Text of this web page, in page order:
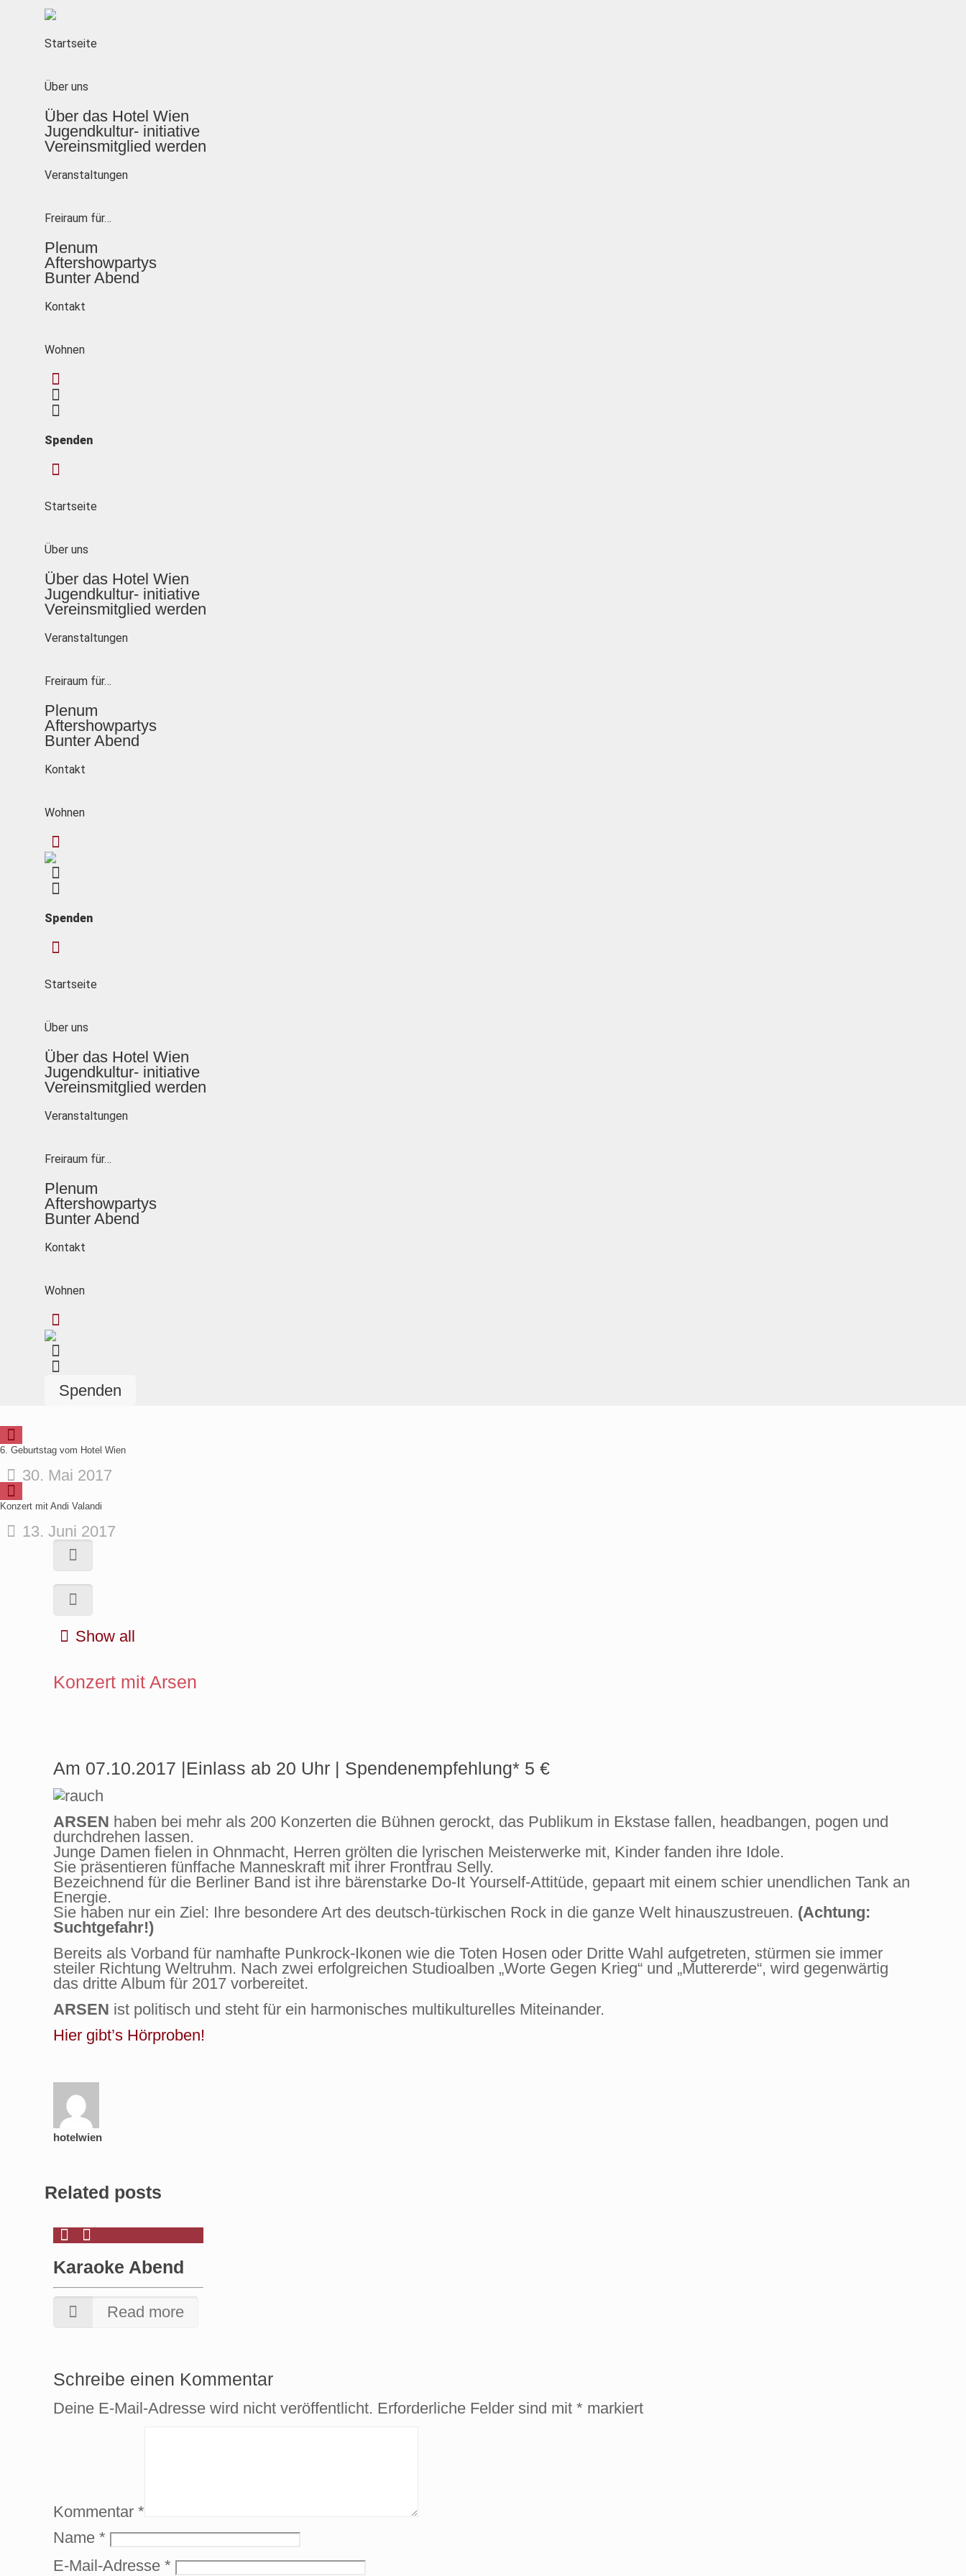
Startseite
Über uns
Über das Hotel Wien
Jugendkultur- initiative
Vereinsmitglied werden
Veranstaltungen
Freiraum für…
Plenum
Aftershowpartys
Bunter Abend
Kontakt
Wohnen
Spenden
Startseite
Über uns
Über das Hotel Wien
Jugendkultur- initiative
Vereinsmitglied werden
Veranstaltungen
Freiraum für…
Plenum
Aftershowpartys
Bunter Abend
Kontakt
Wohnen
Spenden
Startseite
Über uns
Über das Hotel Wien
Jugendkultur- initiative
Vereinsmitglied werden
Veranstaltungen
Freiraum für…
Plenum
Aftershowpartys
Bunter Abend
Kontakt
Wohnen
Spenden
6. Geburtstag vom Hotel Wien
30. Mai 2017
Konzert mit Andi Valandi
13. Juni 2017
Show all
Konzert mit Arsen
Am 07.10.2017 |Einlass ab 20 Uhr | Spendenempfehlung* 5 €
ARSEN haben bei mehr als 200 Konzerten die Bühnen gerockt, das Publikum in Ekstase fallen, headbangen, pogen und
durchdrehen lassen.
Junge Damen fielen in Ohnmacht, Herren grölten die lyrischen Meisterwerke mit, Kinder fanden ihre Idole.
Sie präsentieren fünffache Manneskraft mit ihrer Frontfrau Selly.
Bezeichnend für die Berliner Band ist ihre bärenstarke Do-It Yourself-Attitüde, gepaart mit einem schier unendlichen Tank an
Energie.
Sie haben nur ein Ziel: Ihre besondere Art des deutsch-türkischen Rock in die ganze Welt hinauszustreuen. (Achtung:
Suchtgefahr!)
Bereits als Vorband für namhafte Punkrock-Ikonen wie die Toten Hosen oder Dritte Wahl aufgetreten, stürmen sie immer
steiler Richtung Weltruhm. Nach zwei erfolgreichen Studioalben „Worte Gegen Krieg“ und „Muttererde“, wird gegenwärtig
das dritte Album für 2017 vorbereitet.
ARSEN ist politisch und steht für ein harmonisches multikulturelles Miteinander.
Hier gibt’s Hörproben!
hotelwien
Related posts
Karaoke Abend
Read more
Schreibe einen Kommentar
Deine E-Mail-Adresse wird nicht veröffentlicht. Erforderliche Felder sind mit* markiert
Kommentar*
Name*
E-Mail-Adresse*